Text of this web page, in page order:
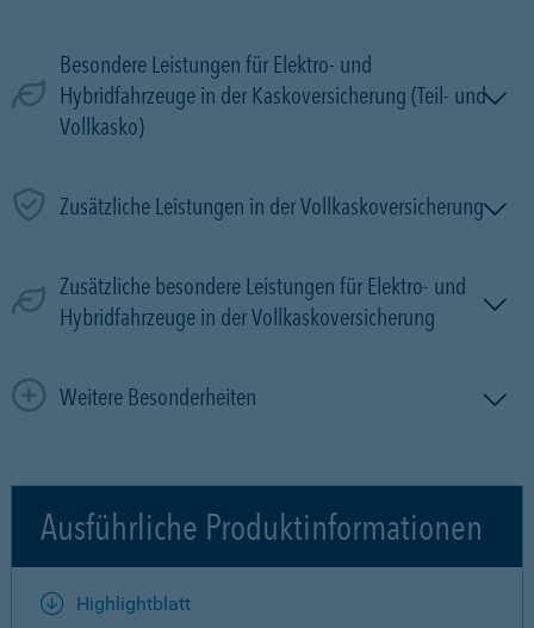
Besondere Leistungen für Elektro- und
Hybridfahrzeuge in der Kaskoversicherung (Teil- und
Vollkasko)
Zusätzliche Leistungen in der Vollkaskoversicherung
Zusätzliche besondere Leistungen für Elektro- und
Hybridfahrzeuge in der Vollkaskoversicherung
Weitere Besonderheiten
Ausführliche Produktinformationen
Highlightblatt